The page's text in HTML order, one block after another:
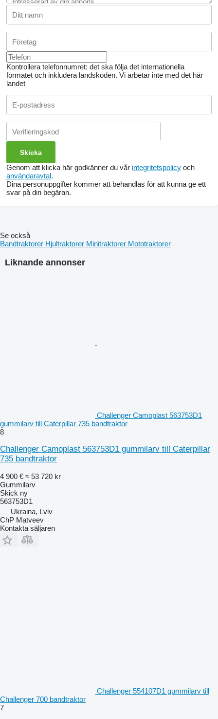
Kontrollera telefonnumret: det ska följa det internationella
formatet och inkludera landskoden. Vi arbetar inte med det här
landet
Genom att klicka här godkänner du vår integritetspolicy och
användaravtal.
Dina personuppgifter kommer att behandlas för att kunna ge ett
svar på din begäran.
Liknande annonser
Challenger Camoplast 563753D1
gummilarv till Caterpillar 735 bandtraktor
8
Challenger Camoplast 563753D1 gummilarv till Caterpillar
735 bandtraktor
4 900 € ≈ 53 720 kr
Gummilarv
Skick ny
563753D1
Ukraina, Lviv
ChP Matveev
Kontakta säljaren
Challenger 554107D1 gummilarv till
Challenger 700 bandtraktor
7
Se också
Bandtraktorer Hjultraktorer Minitraktorer Mototraktorer